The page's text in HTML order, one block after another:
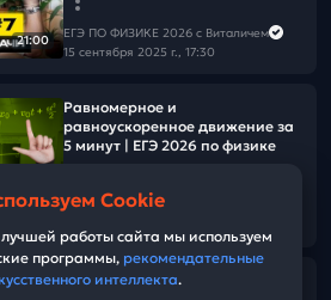
21:00
ЕГЭ ПО ФИЗИКЕ 2026 с Виталичем
15 сентября 2025 г., 17:30
Равномерное и
равноускоренное движение за
5 минут | ЕГЭ 2026 по физике
ЕГЭ ПО ФИЗИКЕ 2026 с Виталичем
ППВ №6. Сон - это важный этап
Cookie
работы сайта мы используем
программы, рекомендательные
интеллекта.